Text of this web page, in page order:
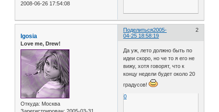
2008-06-26 17:54:08
Поделиться 2
2005-
04-25 18:58:19
Igosia
Love me, Drew!
Откуда: Москва
Да уж, лето должно быть по
идеи скоро, но че то я его не
вижу, хотя говорят, что к
концу недели будет около 20
градусов!
0